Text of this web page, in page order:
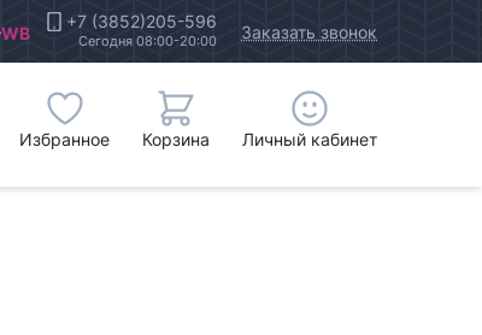
WB +7 (3852)205-596
Сегодня 08:00-20:00 Заказать звонок
Избранное Корзина Личный кабинет